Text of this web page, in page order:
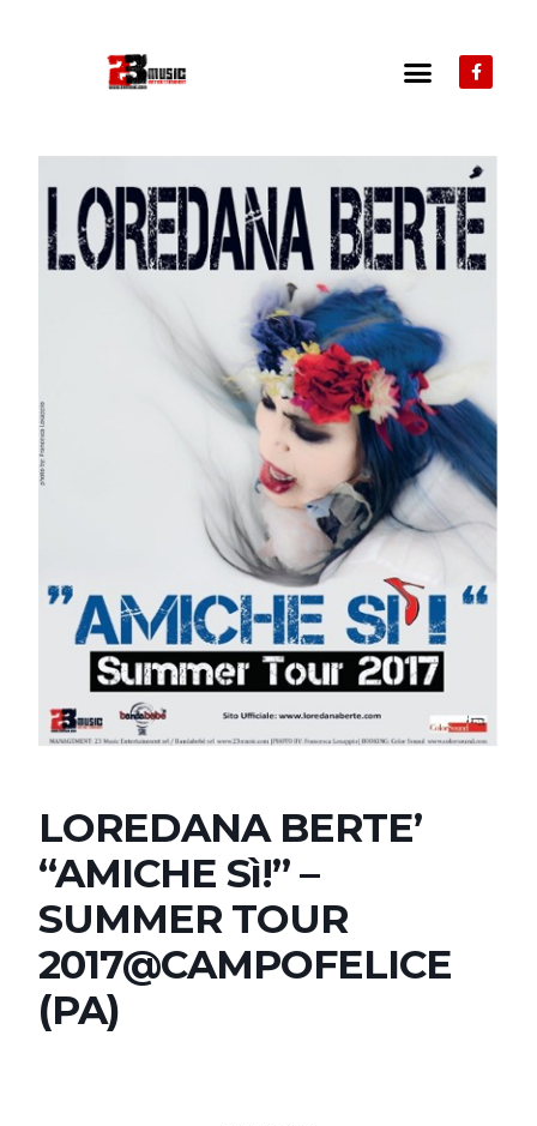
LOREDANA BERTE’
“AMICHE Sì!” –
SUMMER TOUR
2017@CAMPOFELICE
(PA)